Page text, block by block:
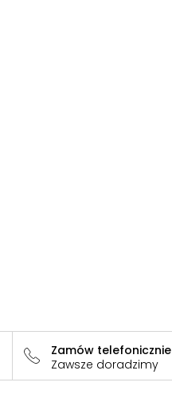
Zamów telefonicznie
Zawsze doradzimy